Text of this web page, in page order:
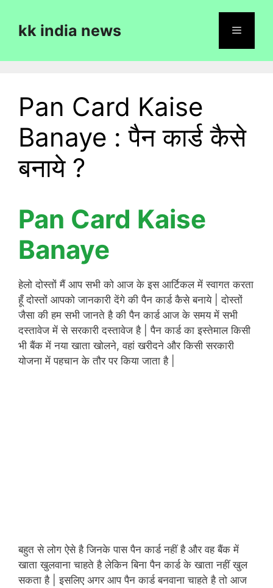
contentkk india news
Pan Card Kaise
Banaye : पैन कार्ड कैसे
बनाये ?
Pan Card Kaise
Banaye
हेलो दोस्तों मैं आप सभी को आज के इस आर्टिकल में स्वागत करता
हूँ दोस्तों आपको जानकारी देंगे की पैन कार्ड कैसे बनाये | दोस्तों
जैसा की हम सभी जानते है की पैन कार्ड आज के समय में सभी
दस्तावेज में से सरकारी दस्तावेज है | पैन कार्ड का इस्तेमाल किसी
भी बैंक में नया खाता खोलने, वहां खरीदने और किसी सरकारी
योजना में पहचान के तौर पर किया जाता है |
बहुत से लोग ऐसे है जिनके पास पैन कार्ड नहीं है और वह बैंक में
खाता खुलवाना चाहते है लेकिन बिना पैन कार्ड के खाता नहीं खुल
सकता है | इसलिए अगर आप पैन कार्ड बनवाना चाहते है तो आज